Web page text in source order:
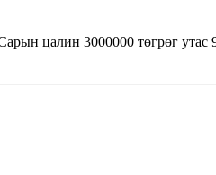
цалин 3000000 төгрөг утас